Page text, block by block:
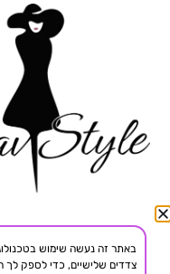
צדדים שלישיים, כדי לספק לך